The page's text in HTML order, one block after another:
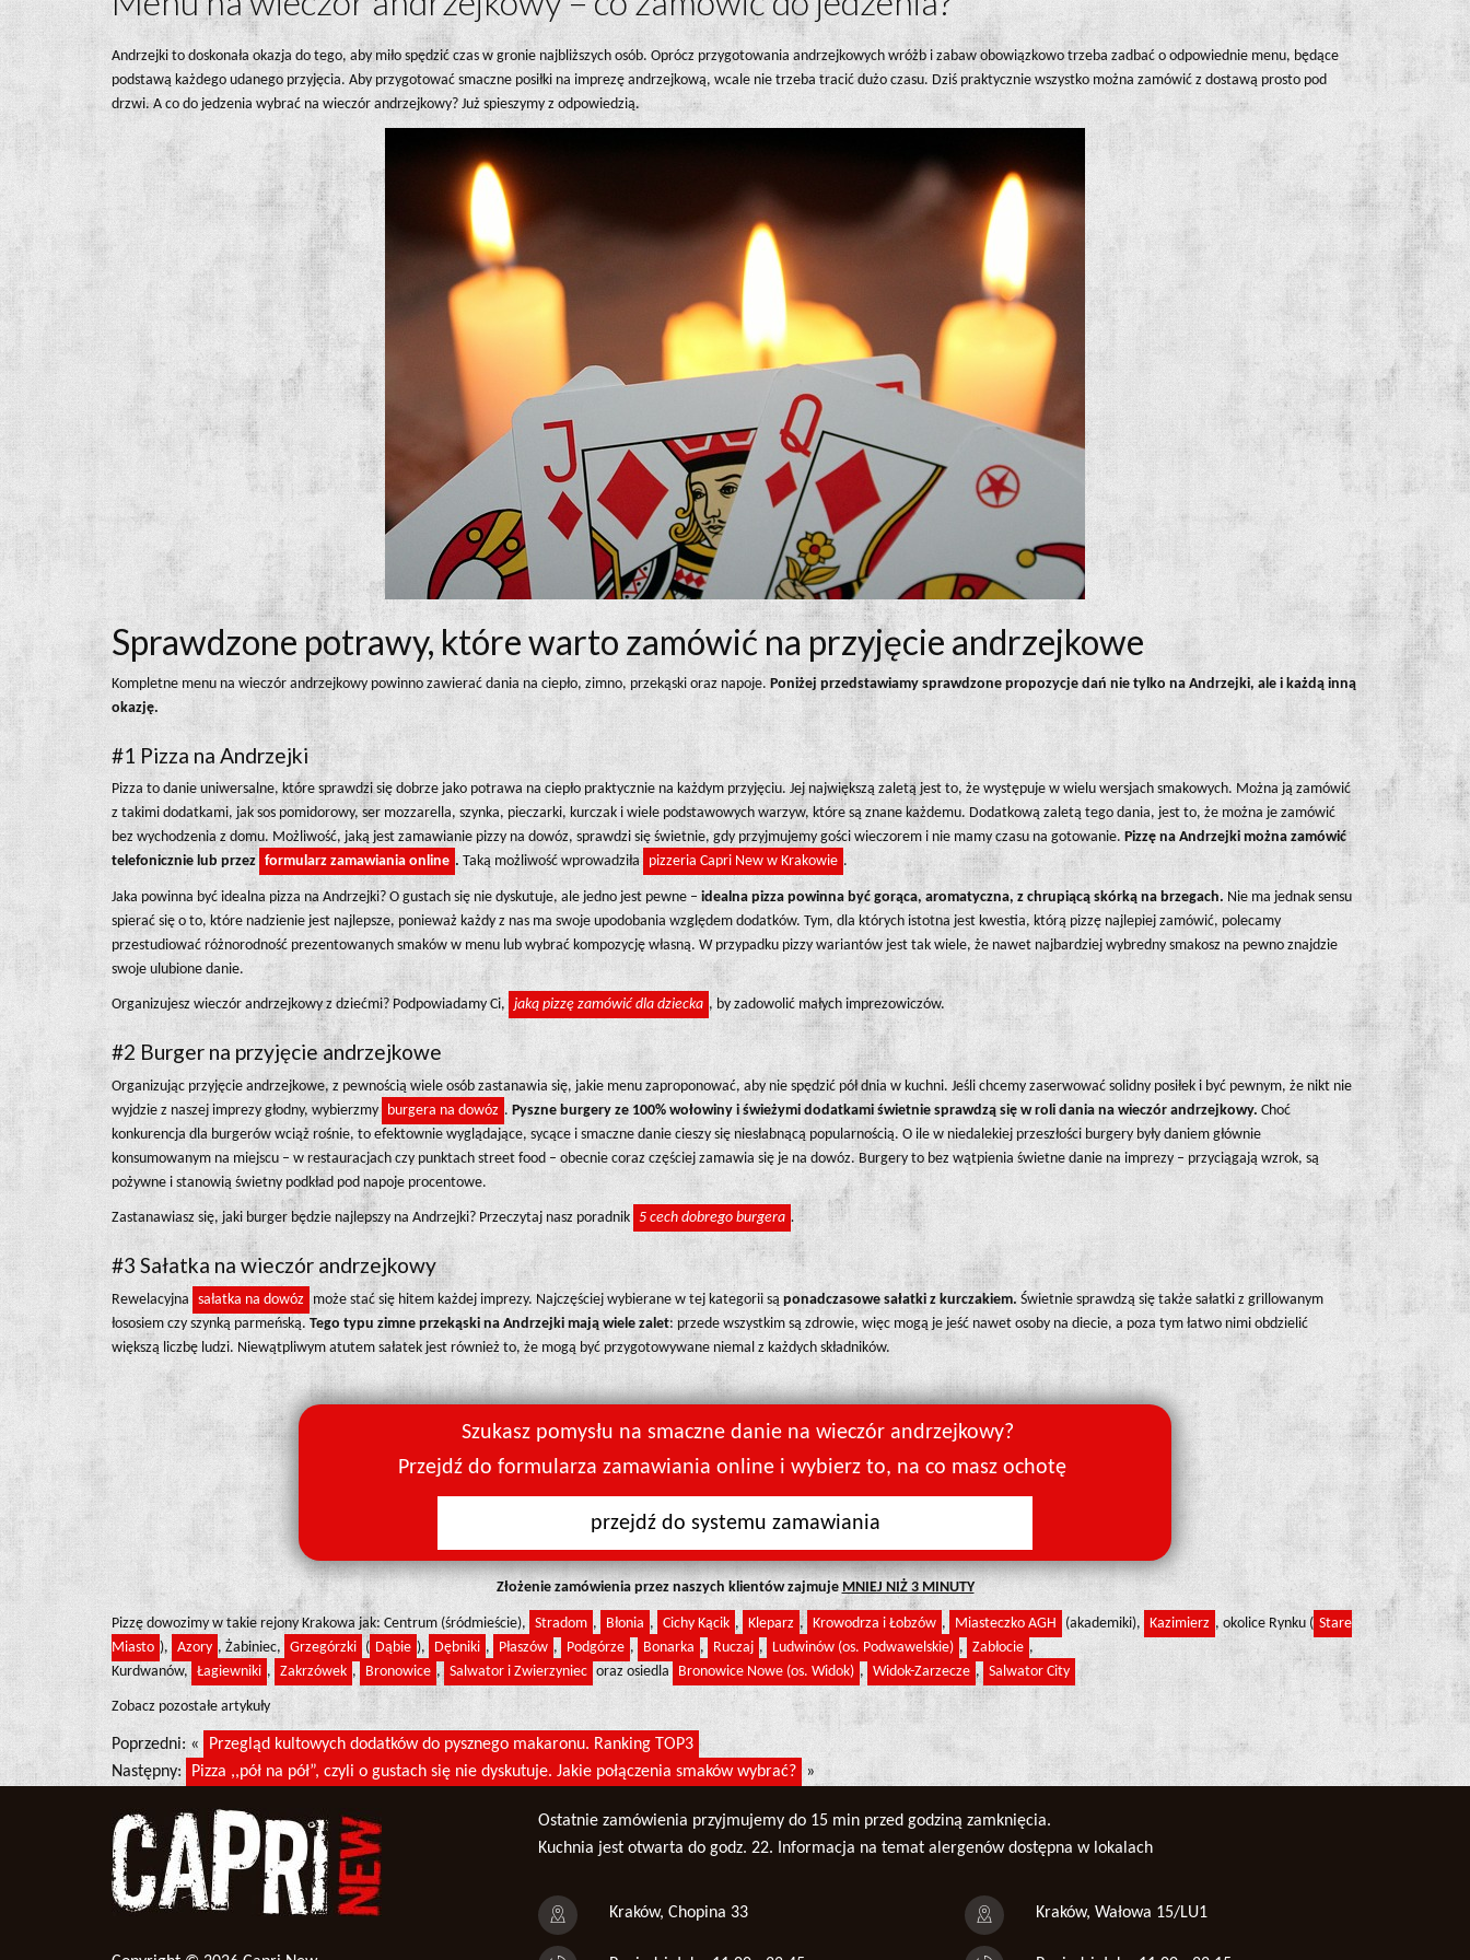
Andrzejki to doskonała okazja do tego, aby miło spędzić czas w gronie najbliższych osób. Oprócz przygotowania andrzejkowych wróżb i zabaw obowiązkowo trzeba zadbać o odpowiednie menu, będące
podstawą każdego udanego przyjęcia. Aby przygotować smaczne posiłki na imprezę andrzejkową, wcale nie trzeba tracić dużo czasu. Dziś praktycznie wszystko można zamówić z dostawą prosto pod
drzwi. A co do jedzenia wybrać na wieczór andrzejkowy? Już spieszymy z odpowiedzią.
Sprawdzone potrawy, które warto zamówić na przyjęcie andrzejkowe
Kompletne menu na wieczór andrzejkowy powinno zawierać dania na ciepło, zimno, przekąski oraz napoje. Poniżej przedstawiamy sprawdzone propozycje dań nie tylko na Andrzejki, ale i każdą inną
okazję.
#1 Pizza na Andrzejki
Pizza to danie uniwersalne, które sprawdzi się dobrze jako potrawa na ciepło praktycznie na każdym przyjęciu. Jej największą zaletą jest to, że występuje w wielu wersjach smakowych. Można ją zamówić
z takimi dodatkami, jak sos pomidorowy, ser mozzarella, szynka, pieczarki, kurczak i wiele podstawowych warzyw, które są znane każdemu. Dodatkową zaletą tego dania, jest to, że można je zamówić
bez wychodzenia z domu. Możliwość, jaką jest zamawianie pizzy na dowóz, sprawdzi się świetnie, gdy przyjmujemy gości wieczorem i nie mamy czasu na gotowanie. Pizzę na Andrzejki można zamówić
telefonicznie lub przez formularz zamawiania online . Taką możliwość wprowadziła pizzeria Capri New w Krakowie .
Jaka powinna być idealna pizza na Andrzejki? O gustach się nie dyskutuje, ale jedno jest pewne – idealna pizza powinna być gorąca, aromatyczna, z chrupiącą skórką na brzegach. Nie ma jednak sensu
spierać się o to, które nadzienie jest najlepsze, ponieważ każdy z nas ma swoje upodobania względem dodatków. Tym, dla których istotna jest kwestia, którą pizzę najlepiej zamówić, polecamy
przestudiować różnorodność prezentowanych smaków w menu lub wybrać kompozycję własną. W przypadku pizzy wariantów jest tak wiele, że nawet najbardziej wybredny smakosz na pewno znajdzie
swoje ulubione danie.
Organizujesz wieczór andrzejkowy z dziećmi? Podpowiadamy Ci, jaką pizzę zamówić dla dziecka , by zadowolić małych imprezowiczów.
#2 Burger na przyjęcie andrzejkowe
Organizując przyjęcie andrzejkowe, z pewnością wiele osób zastanawia się, jakie menu zaproponować, aby nie spędzić pół dnia w kuchni. Jeśli chcemy zaserwować solidny posiłek i być pewnym, że nikt nie
wyjdzie z naszej imprezy głodny, wybierzmy
burgera na dowóz . Pyszne burgery ze 100% wołowiny i świeżymi dodatkami świetnie sprawdzą się w roli dania na wieczór andrzejkowy. Choć
konkurencja dla burgerów wciąż rośnie, to efektownie wyglądające, sycące i smaczne danie cieszy się niesłabnącą popularnością. O ile w niedalekiej przeszłości burgery były daniem głównie
konsumowanym na miejscu – w restauracjach czy punktach street food – obecnie coraz częściej zamawia się je na dowóz. Burgery to bez wątpienia świetne danie na imprezy – przyciągają wzrok, są
pożywne i stanowią świetny podkład pod napoje procentowe.
Zastanawiasz się, jaki burger będzie najlepszy na Andrzejki? Przeczytaj nasz poradnik 5 cech dobrego burgera .
#3 Sałatka na wieczór andrzejkowy
Rewelacyjna sałatka na dowóz może stać się hitem każdej imprezy. Najczęściej wybierane w tej kategorii są ponadczasowe sałatki z kurczakiem. Świetnie sprawdzą się także sałatki z grillowanym
łososiem czy szynką parmeńską. Tego typu zimne przekąski na Andrzejki mają wiele zalet: przede wszystkim są zdrowie, więc mogą je jeść nawet osoby na diecie, a poza tym łatwo nimi obdzielić
większą liczbę ludzi. Niewątpliwym atutem sałatek jest również to, że mogą być przygotowywane niemal z każdych składników.
Szukasz pomysłu na smaczne danie na wieczór andrzejkowy?
Przejdź do formularza zamawiania online i wybierz to, na co masz ochotę
przejdź do systemu zamawiania
Złożenie zamówienia przez naszych klientów zajmuje MNIEJ NIŻ 3 MINUTY
Pizzę dowozimy w takie rejony Krakowa jak: Centrum (śródmieście), Stradom , Błonia , Cichy Kącik , Kleparz , Krowodrza i Łobzów , Miasteczko AGH (akademiki), Kazimierz , okolice Rynku ( Stare
Miasto ), Azory , Żabiniec, Grzegórzki ( Dąbie ), Dębniki , Płaszów , Podgórze , Bonarka , Ruczaj , Ludwinów (os. Podwawelskie) , Zabłocie ,
Kurdwanów, Łagiewniki , Zakrzówek , Bronowice , Salwator i Zwierzyniec oraz osiedla Bronowice Nowe (os. Widok) , Widok-Zarzecze , Salwator City
Zobacz pozostałe artykuły
Poprzedni: «
Przegląd kultowych dodatków do pysznego makaronu. Ranking TOP3
Następny:
Pizza ,,pół na pół”, czyli o gustach się nie dyskutuje. Jakie połączenia smaków wybrać? »
Ostatnie zamówienia przyjmujemy do 15 min przed godziną zamknięcia.
Kuchnia jest otwarta do godz. 22. Informacja na temat alergenów dostępna w lokalach
Kraków, Chopina 33 Kraków, Wałowa 15/LU1